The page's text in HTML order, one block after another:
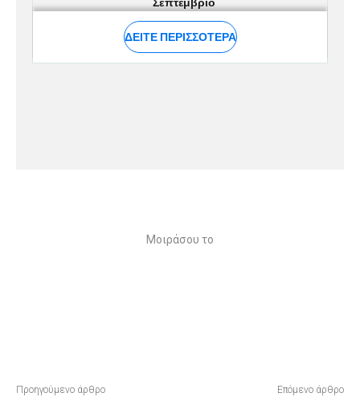
Μοιράσου το
Προηγούμενο άρθρο
Επόμενο άρθρο